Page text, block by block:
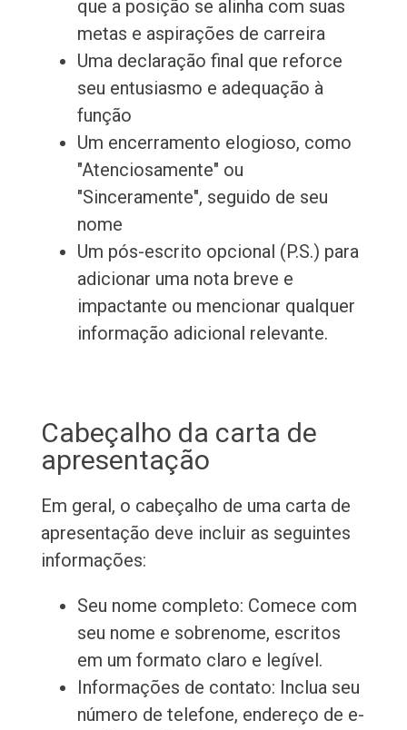
que a posição se alinha com suas
metas e aspirações de carreira
Uma declaração final que reforce
seu entusiasmo e adequação à
função
Um encerramento elogioso, como
"Atenciosamente" ou
"Sinceramente", seguido de seu
nome
Um pós-escrito opcional (P.S.) para
adicionar uma nota breve e
impactante ou mencionar qualquer
informação adicional relevante.
Cabeçalho da carta de
apresentação
Em geral, o cabeçalho de uma carta de
apresentação deve incluir as seguintes
informações:
Seu nome completo: Comece com
seu nome e sobrenome, escritos
em um formato claro e legível.
Informações de contato: Inclua seu
número de telefone, endereço de e-